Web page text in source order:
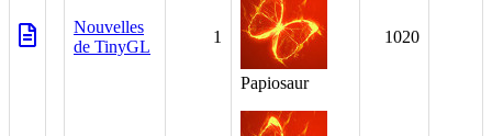
Nouvelles
de TinyGL
1
Papiosaur
1020